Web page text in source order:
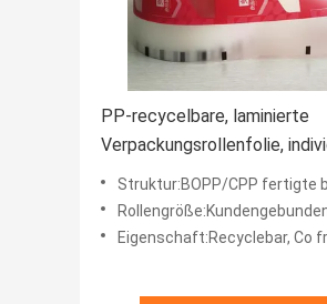
PP-recycelbare, laminierte
Verpackungsrollenfolie,
bedruckt für Snacks
Struktur:BOPP/CPP fertigte
Rollengröße:Kundengebundene 10mm-
Eigenschaft:Recyclebar, Co freundlich, Nahrungsmittelgrad, niedriger Geruch,